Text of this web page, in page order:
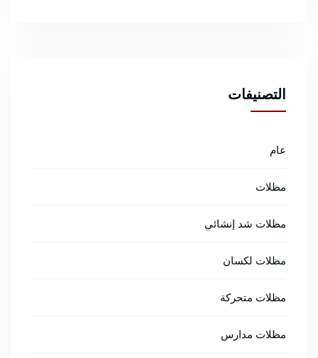
التصنيفات
عام
مظلات
مظلات شد إنشائي
مظلات لكسان
مظلات متحركة
مظلات مدارس